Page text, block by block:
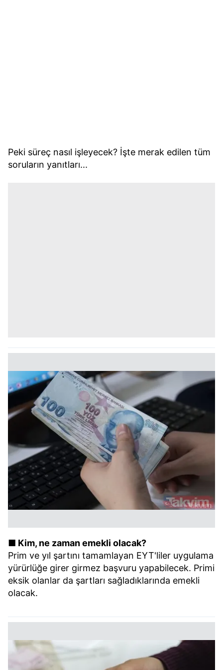
Peki süreç nasıl işleyecek? İşte merak edilen tüm
soruların yanıtları...
■ Kim, ne zaman emekli olacak?
Prim ve yıl şartını tamamlayan EYT'liler uygulama
yürürlüğe girer girmez başvuru yapabilecek. Primi
eksik olanlar da şartları sağladıklarında emekli
olacak.